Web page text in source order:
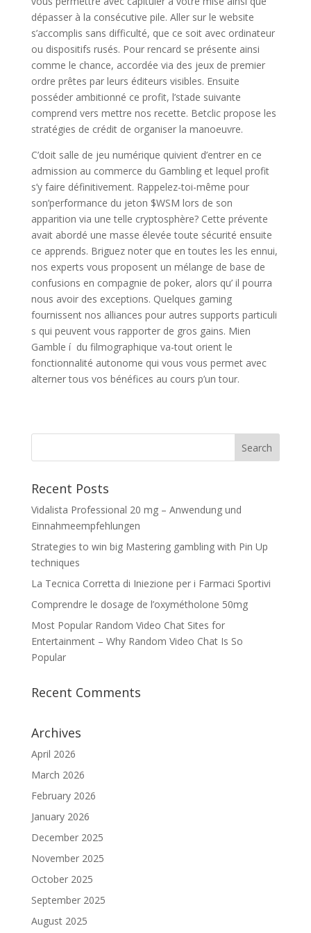
dépasser à la consécutive pile. Aller sur le website
s’accomplis sans difficulté, que ce soit avec ordinateur
ou dispositifs rusés. Pour rencard se présente ainsi
comme le chance, accordée via des jeux de premier
ordre prêtes par leurs éditeurs visibles. Ensuite
posséder ambitionné ce profit, l’stade suivante
comprend vers mettre nos recette. Betclic propose les
stratégies de crédit de organiser la manoeuvre.
C’doit salle de jeu numérique quivient d’entrer en ce
admission au commerce du Gambling et lequel profit
s’y faire définitivement. Rappelez-toi-même pour
son’performance du jeton $WSM lors de son
apparition via une telle cryptosphère? Cette prévente
avait abordé une masse élevée toute sécurité ensuite
ce apprends. Briguez noter que en toutes les les ennui,
nos experts vous proposent un mélange de base de
confusions en compagnie de poker, alors qu’ il pourra
nous avoir des exceptions. Quelques gaming
fournissent nos alliances pour autres supports particuli
s qui peuvent vous rapporter de gros gains. Mien
Gamble í du filmographique va-tout orient le
fonctionnalité autonome qui vous vous permet avec
alterner tous vos bénéfices au cours p’un tour.
Recent Posts
Vidalista Professional 20 mg – Anwendung und
Einnahmeempfehlungen
Strategies to win big Mastering gambling with Pin Up
techniques
La Tecnica Corretta di Iniezione per i Farmaci Sportivi
Comprendre le dosage de l’oxymétholone 50mg
Most Popular Random Video Chat Sites for
Entertainment – Why Random Video Chat Is So
Popular
Recent Comments
Archives
April 2026
March 2026
February 2026
January 2026
December 2025
November 2025
October 2025
September 2025
August 2025